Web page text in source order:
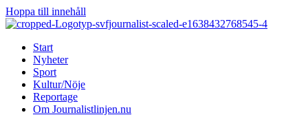
Hoppa till innehåll
Start
Nyheter
Sport
Kultur/Nöje
Reportage
Om Journalistlinjen.nu